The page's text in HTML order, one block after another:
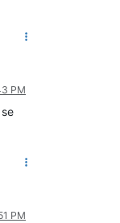
PM
PM